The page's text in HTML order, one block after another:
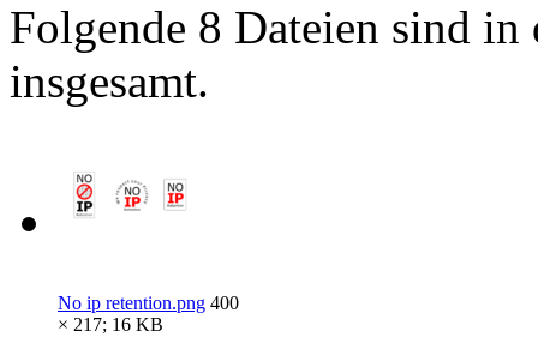
Folgende 8 Dateien sind
insgesamt.
No ip retention.png 400
× 217; 16 KB